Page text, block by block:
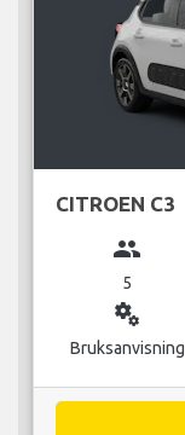
CITROEN C3
group
5
miscellaneous_services
Bruksanvisning